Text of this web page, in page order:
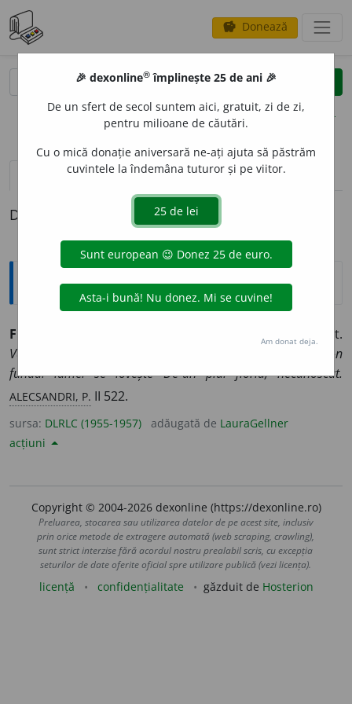
savings Donează
clear
opțiuni
definiții (1)
Definiția cu ID-ul 900496:
Explicative DEX
FLOR
(Neobișnuit) Plin de flori, înflorit.
Văd marea-ntinsă a cărei val E limpede ca un cristal Și-n
fundul lumei se lovește De-un plai floriu, necunoscut.
ALECSANDRI, P. II 522.
sursa: DLRLC (1955-1957) adăugată de LauraGellner
acțiuni
Copyright © 2004-2026 dexonline (https://dexonline.ro)
Preluarea, stocarea sau utilizarea datelor de pe acest site, inclusiv
prin orice metode de extragere automată (web scraping, crawling),
sunt strict interzise fără acordul nostru prealabil scris, cu excepția
seturilor de date oferite oficial spre utilizare publică (vezi licența).
licență confidențialitate găzduit de Hosterion
🎉 dexonline® împlinește 25 de ani 🎉
De un sfert de secol suntem aici, gratuit, zi de zi,
pentru milioane de căutări.
Cu o mică donație aniversară ne-ați ajuta să păstrăm
cuvintele la îndemâna tuturor și pe viitor.
Am donat deja.